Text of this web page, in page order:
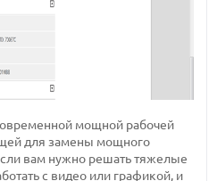
мощной рабочей
для замены мощного
вам нужно решать тяжелые
с видео или графикой, и